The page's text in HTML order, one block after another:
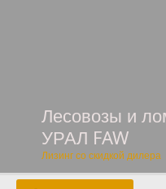
Лесовозы и
УРАЛ FAW
Лизинг со скидкой дилера